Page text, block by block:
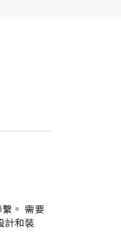
。 需要
計和裝